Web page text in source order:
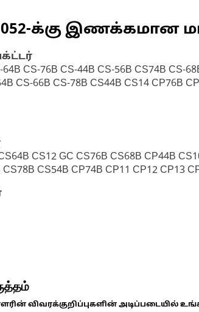
-க்கு இணக்கமான
CS-76B CS-44B CS-56B CS74B CS-
CS-66B CS-78B CS44B CS14 CP76B
CS12 GC CS76B CS68B CP44B
CS54B CP74B CP11 CP12 CP13
விவரக்குறிப்புகளின் அடிப்படையில்